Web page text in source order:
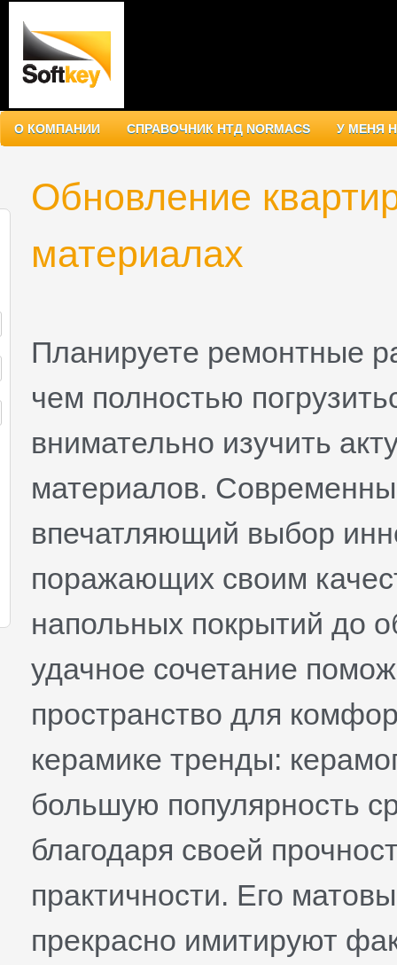
О КОМПАНИИ СПРАВОЧНИК НТД NORMACS У МЕНЯ
Обновление
материалах
Планируете ремонтные
чем полностью
внимательно изучить
материалов.
впечатляющий выбор
поражающих своим
напольных покрытий до
удачное сочетание
пространство для
керамике тренды:
большую популярность
благодаря своей
практичности. Его
прекрасно имитируют